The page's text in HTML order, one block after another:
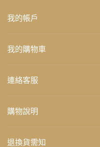
我的帳戶
我的購物車
連絡客服
購物說明
退換貨需知